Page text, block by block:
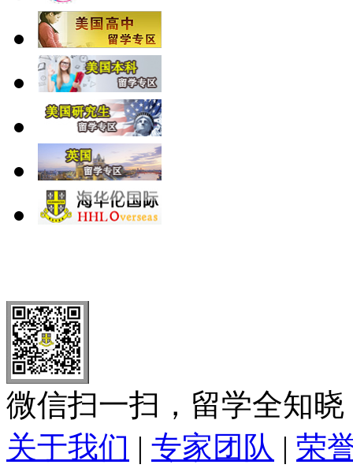
微信扫一扫，留学全知晓
关于我们 | 专家团队 | 荣